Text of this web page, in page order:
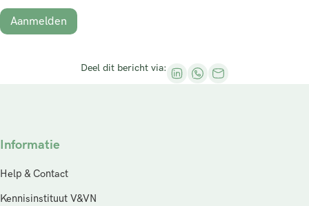
Aanmelden
Deel dit bericht via:
Informatie
Help & Contact
Kennisinstituut V&VN